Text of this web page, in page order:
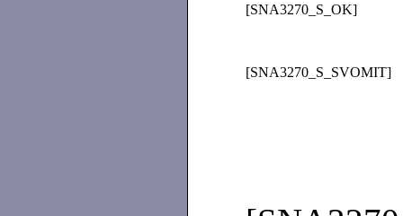
[SNA3270_S_OK]
[SNA3270_S_SVOMIT]